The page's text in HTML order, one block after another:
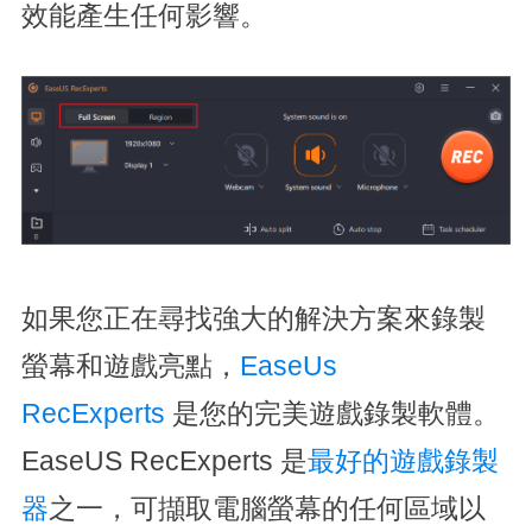
效能產生任何影響。
如果您正在尋找強大的解決方案來錄製
螢幕和遊戲亮點， EaseUs
RecExperts 是您的完美遊戲錄製軟體。
EaseUS RecExperts 是最好的遊戲錄製
器之一，可擷取電腦螢幕的任何區域以